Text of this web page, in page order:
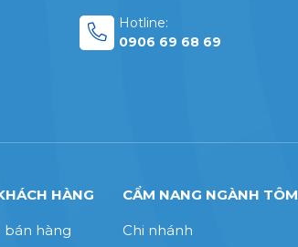
Hotline:
0906 69 68 69
HÀNG
bán hàng
CẨM NANG NGÀNH TÔM
Chi nhánh